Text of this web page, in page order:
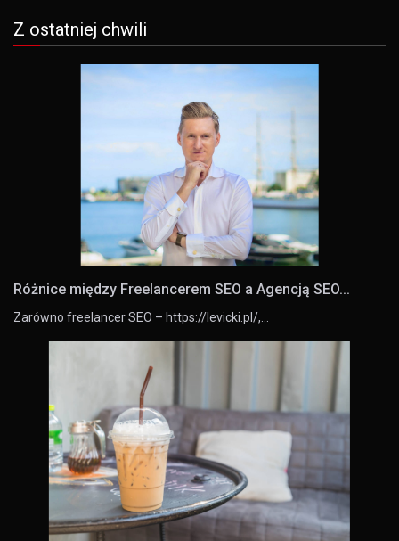
Z ostatniej chwili
Różnice między Freelancerem SEO a Agencją SEO...
Zarówno freelancer SEO – https://levicki.pl/,…